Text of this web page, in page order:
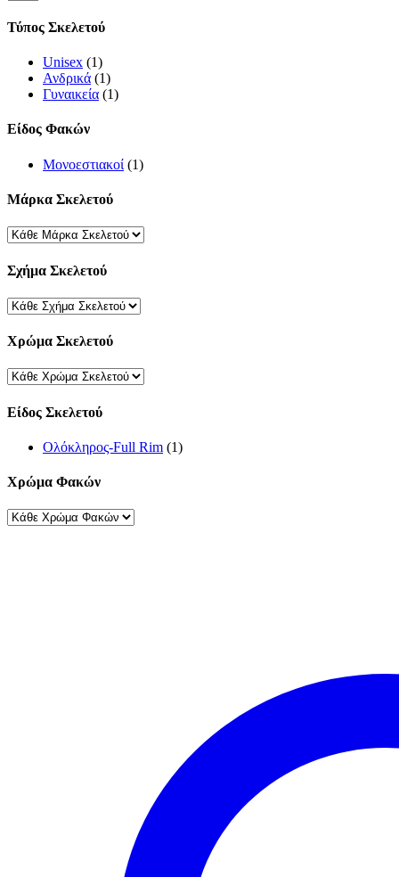
page
Τύπος Σκελετού
Unisex (1)
Ανδρικά (1)
Γυναικεία (1)
Είδος Φακών
Μονοεστιακοί (1)
Μάρκα Σκελετού
Σχήμα Σκελετού
Χρώμα Σκελετού
Είδος Σκελετού
Ολόκληρος-Full Rim (1)
Χρώμα Φακών